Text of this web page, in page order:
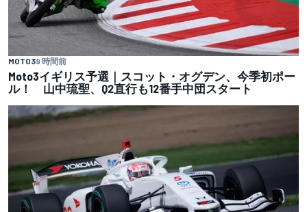
MOTO39 時間前
Moto3イギリス予選｜スコット・オグデン、今季初ポー
ル！ 山中琉聖、Q2直行も12番手中団スタート